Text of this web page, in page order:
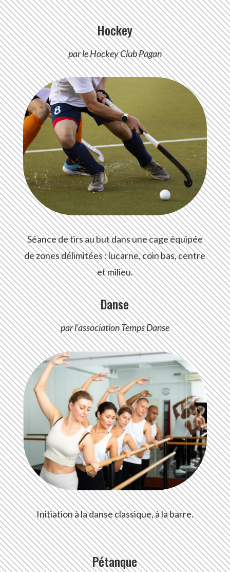
Hockey
par le Hockey Club Pagan
Séance de tirs au but dans une cage équipée
de zones délimitées : lucarne, coin bas, centre
et milieu.
Danse
par l’association Temps Danse
Initiation à la danse classique, à la barre.
Pétanque